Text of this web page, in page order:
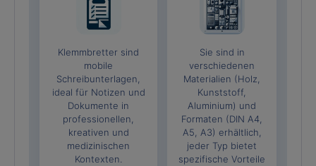
Klemmbretter sind
mobile
Schreibunterlagen,
ideal für Notizen und
Dokumente in
professionellen,
kreativen und
medizinischen
Kontexten.
Sie sind in
verschiedenen
Materialien (Holz,
Kunststoff,
Aluminium) und
Formaten (DIN A4,
A5, A3) erhältlich,
jeder Typ bietet
spezifische Vorteile